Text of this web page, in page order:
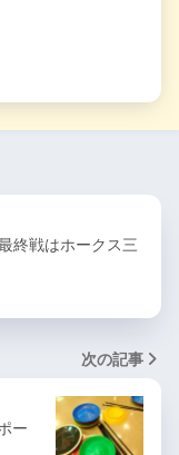
終戦はホークス三
次の記事
ー